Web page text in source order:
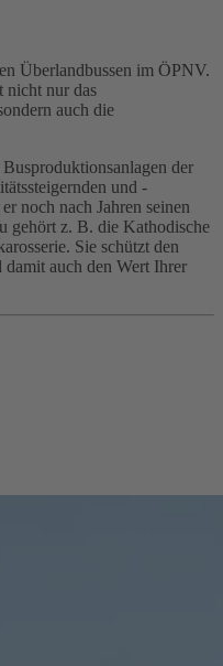
Überlandbussen im ÖPNV.
nicht nur das
auch die
der
und -
noch nach Jahren seinen
gehört z. B. die Kathodische
Sie schützt den
auch den Wert Ihrer